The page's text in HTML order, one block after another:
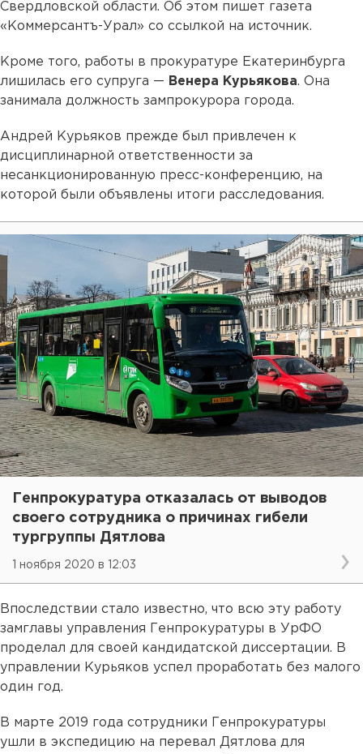
Свердловской области. Об этом пишет газета
«Коммерсантъ-Урал» со ссылкой на источник.
Кроме того, работы в прокуратуре Екатеринбурга
лишилась его супруга — Венера Курьякова. Она
занимала должность зампрокурора города.
Андрей Курьяков прежде был привлечен к
дисциплинарной ответственности за
несанкционированную пресс-конференцию, на
которой были объявлены итоги расследования.
Генпрокуратура отказалась от выводов
своего сотрудника о причинах гибели
тургруппы Дятлова
1 ноября 2020 в 12:03
Впоследствии стало известно, что всю эту работу
замглавы управления Генпрокуратуры в УрФО
проделал для своей кандидатской диссертации. В
управлении Курьяков успел проработать без малого
один год.
В марте 2019 года сотрудники Генпрокуратуры
ушли в экспедицию на перевал Дятлова для